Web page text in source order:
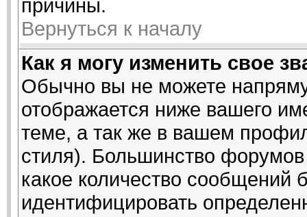
причины.
Вернуться к началу
Как я могу изменить свое
Обычно вы не можете
отображается ниже вашего
теме, а так же в вашем
стиля). Большинство форумов
какое количество сообщений
идентифицировать